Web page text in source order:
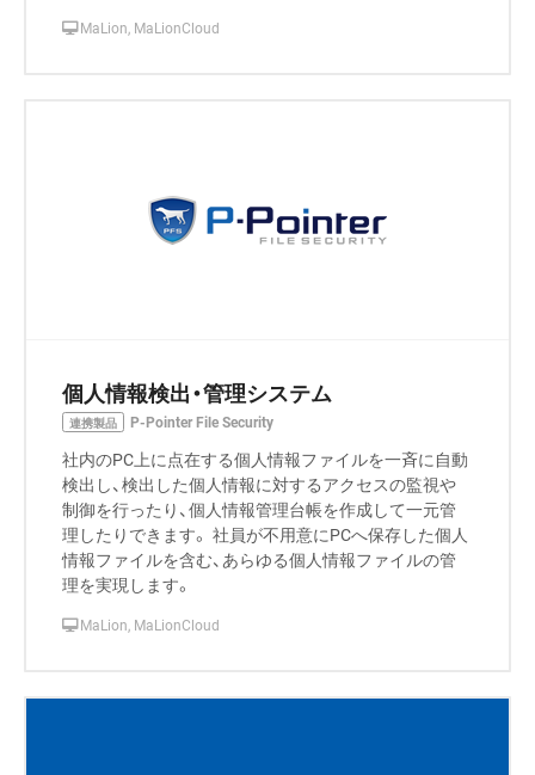
MaLion, MaLionCloud
個人情報検出・管理システム
連携製品 P-Pointer File Security
社内のPC上に点在する個人情報ファイルを一斉に自動
検出し、検出した個人情報に対するアクセスの監視や
制御を行ったり、個人情報管理台帳を作成して一元管
理したりできます。 社員が不用意にPCへ保存した個人
情報ファイルを含む、あらゆる個人情報ファイルの管
理を実現します。
MaLion, MaLionCloud